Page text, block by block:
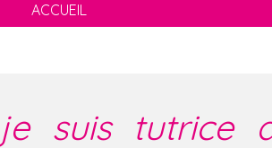
ACCUEIL
je suis tutrice